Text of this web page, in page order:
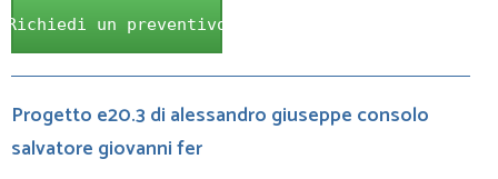
Richiedi un preventivo
Progetto e20.3 di alessandro giuseppe consolo
salvatore giovanni fer